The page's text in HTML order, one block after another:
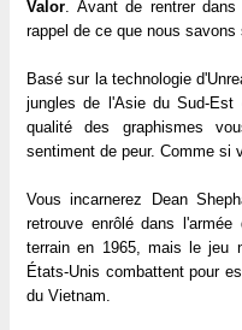
Valor. Avant de rentrer
rappel de ce que nous savons
Basé sur la technologie
jungles de l'Asie du Sud-
qualité des graphismes
sentiment de peur. Comme si
Vous incarnerez Dean
retrouve enrôlé dans
terrain en 1965, mais le jeu
États-Unis combattent pour
du Vietnam.